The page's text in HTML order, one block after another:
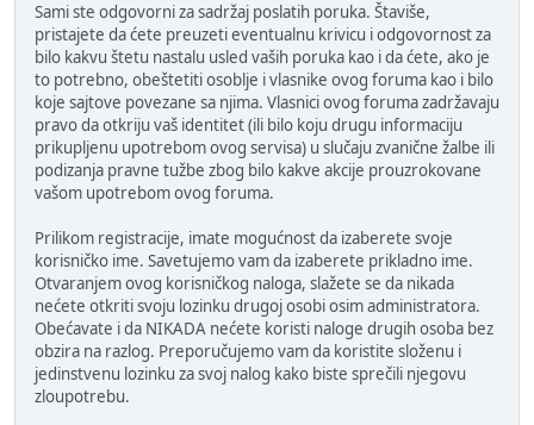
Sami ste odgovorni za sadržaj poslatih poruka. Štaviše,
pristajete da ćete preuzeti eventualnu krivicu i odgovornost za
bilo kakvu štetu nastalu usled vaših poruka kao i da ćete, ako je
to potrebno, obeštetiti osoblje i vlasnike ovog foruma kao i bilo
koje sajtove povezane sa njima. Vlasnici ovog foruma zadržavaju
pravo da otkriju vaš identitet (ili bilo koju drugu informaciju
prikupljenu upotrebom ovog servisa) u slučaju zvanične žalbe ili
podizanja pravne tužbe zbog bilo kakve akcije prouzrokovane
vašom upotrebom ovog foruma.
Prilikom registracije, imate mogućnost da izaberete svoje
korisničko ime. Savetujemo vam da izaberete prikladno ime.
Otvaranjem ovog korisničkog naloga, slažete se da nikada
nećete otkriti svoju lozinku drugoj osobi osim administratora.
Obećavate i da NIKADA nećete koristi naloge drugih osoba bez
obzira na razlog. Preporučujemo vam da koristite složenu i
jedinstvenu lozinku za svoj nalog kako biste sprečili njegovu
zloupotrebu.